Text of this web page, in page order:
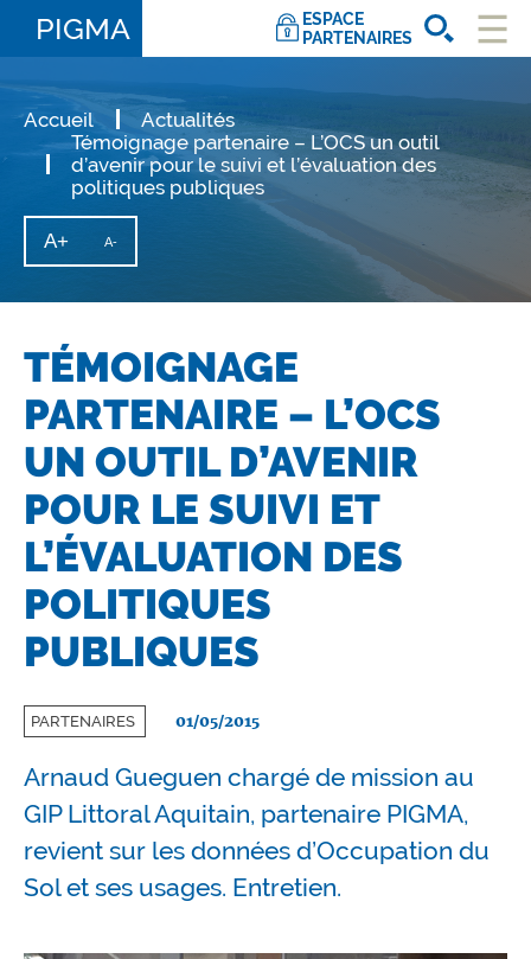
PIGMA
ESPACE
PARTENAIRES
Accueil
Actualités
Témoignage partenaire – L’OCS un outil
d’avenir pour le suivi et l’évaluation des
politiques publiques
A+ Augmenter
la
du
A-
taille
TÉMOIGNAGE
PARTENAIRE – L’OCS
UN OUTIL D’AVENIR
POUR LE SUIVI ET
L’ÉVALUATION DES
POLITIQUES
PUBLIQUES
PARTENAIRES 01/05/2015
Arnaud Gueguen chargé de mission au
GIP Littoral Aquitain, partenaire PIGMA,
revient sur les données d’Occupation du
Sol et ses usages. Entretien.